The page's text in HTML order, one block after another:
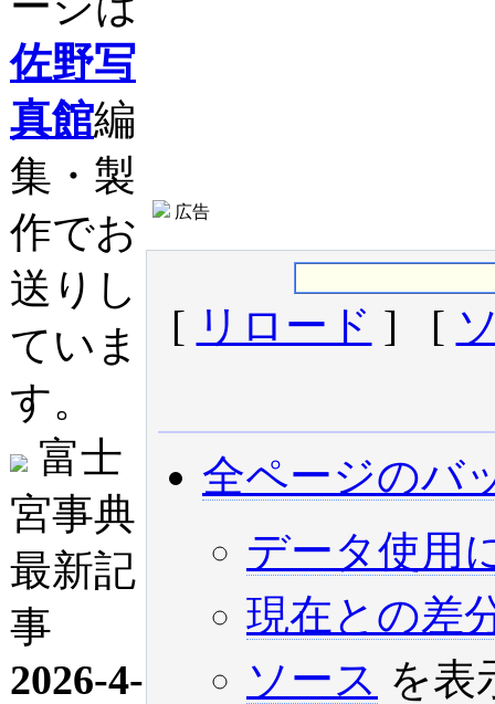
佐野写
真館編
集・製
作でお
送りし
ていま
す。
富士
宮事典
最新記
事
2026-4-
広告
[ リロード ] [
全ページのバ
データ使用
現在との差
ソース を表